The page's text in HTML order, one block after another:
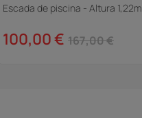
Escada de piscina - Altura 1,22m
100,00 € 167,00 €